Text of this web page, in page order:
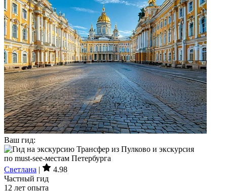
Ваш гид:
Светлана |
4.98
Частный гид
12 лет опыта